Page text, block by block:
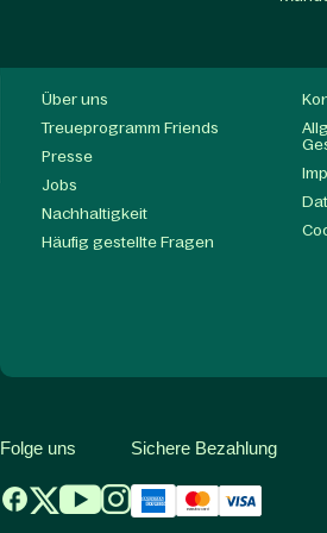
Über uns
Treueprogramm Friends
Presse
Jobs
Nachhaltigkeit
Häufig gestellte Fragen
Folge uns Sichere Bezahlung